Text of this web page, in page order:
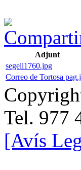
Adjunt
segell1760.jpg
Correo de Tortosa
Tel. 977
[Avís